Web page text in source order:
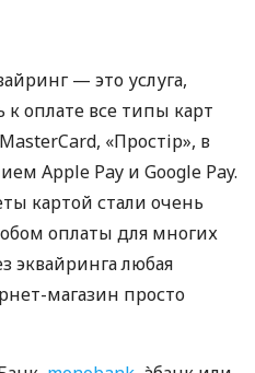
— это услуга,
оплате все типы карт
«Простір», в
Apple Pay и Google Pay.
картой стали очень
оплаты для многих
эквайринга любая
магазин просто